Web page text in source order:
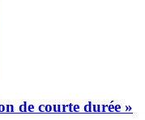
de courte durée »